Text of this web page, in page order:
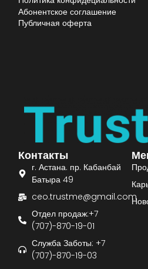
Контакты
г. Астана. пр. Кабанбай
Батыра 49
ceo.trustme@gmail.com
Отдел продаж:+7
(707)-870-19-01
Служба Заботы: +7
(707)-870-19-03
Абонентское соглашение
Публичная оферта